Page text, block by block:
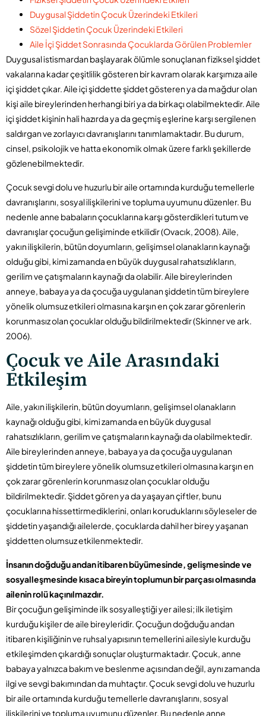
Duygusal Şiddetin Çocuk Üzerindeki Etkileri
Sözel Şiddetin Çocuk Üzerindeki Etkileri
Aile İçi Şiddet Sonrasında Çocuklarda Görülen Problemler
Duygusal istismardan başlayarak ölümle sonuçlanan fiziksel şiddet
vakalarına kadar çeşitlilik gösteren bir kavram olarak karşımıza aile
içi şiddet çıkar. Aile içi şiddette şiddet gösteren ya da mağdur olan
kişi aile bireylerinden herhangi biri ya da birkaçı olabilmektedir. Aile
içi şiddet kişinin hali hazırda ya da geçmiş eşlerine karşı sergilenen
saldırgan ve zorlayıcı davranışlarını tanımlamaktadır. Bu durum,
cinsel, psikolojik ve hatta ekonomik olmak üzere farklı şekillerde
gözlenebilmektedir.
Çocuk sevgi dolu ve huzurlu bir aile ortamında kurduğu temellerle
davranışlarını, sosyal ilişkilerini ve topluma uyumunu düzenler. Bu
nedenle anne babaların çocuklarına karşı gösterdikleri tutum ve
davranışlar çocuğun gelişiminde etkilidir (Ovacık, 2008). Aile,
yakın ilişkilerin, bütün doyumların, gelişimsel olanakların kaynağı
olduğu gibi, kimi zamanda en büyük duygusal rahatsızlıkların,
gerilim ve çatışmaların kaynağı da olabilir. Aile bireylerinden
anneye, babaya ya da çocuğa uygulanan şiddetin tüm bireylere
yönelik olumsuz etkileri olmasına karşın en çok zarar görenlerin
korunmasız olan çocuklar olduğu bildirilmektedir (Skinner ve ark.
2006).
Çocuk ve Aile Arasındaki
Etkileşim
Aile, yakın ilişkilerin, bütün doyumların, gelişimsel olanakların
kaynağı olduğu gibi, kimi zamanda en büyük duygusal
rahatsızlıkların, gerilim ve çatışmaların kaynağı da olabilmektedir.
Aile bireylerinden anneye, babaya ya da çocuğa uygulanan
şiddetin tüm bireylere yönelik olumsuz etkileri olmasına karşın en
çok zarar görenlerin korunmasız olan çocuklar olduğu
bildirilmektedir. Şiddet gören ya da yaşayan çiftler, bunu
çocuklarına hissettirmediklerini, onları koruduklarını söyleseler de
şiddetin yaşandığı ailelerde, çocuklarda dahil her birey yaşanan
şiddetten olumsuz etkilenmektedir.
İnsanın doğduğu andan itibaren büyümesinde, gelişmesinde ve
sosyalleşmesinde kısaca bireyin toplumun bir parçası olmasında
ailenin rolü kaçınılmazdır.
Bir çocuğun gelişiminde ilk sosyalleştiği yer ailesi; ilk iletişim
kurduğu kişiler de aile bireyleridir. Çocuğun doğduğu andan
itibaren kişiliğinin ve ruhsal yapısının temellerini ailesiyle kurduğu
etkileşimden çıkardığı sonuçlar oluşturmaktadır. Çocuk, anne
babaya yalnızca bakım ve beslenme açısından değil, aynı zamanda
ilgi ve sevgi bakımından da muhtaçtır. Çocuk sevgi dolu ve huzurlu
bir aile ortamında kurduğu temellerle davranışlarını, sosyal
ilişkilerini ve topluma uyumunu düzenler. Bu nedenle anne